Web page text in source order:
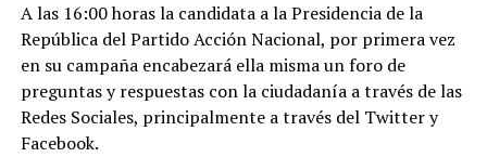
A las 16:00 horas la candidata a la Presidencia de la
República del Partido Acción Nacional, por primera vez
en su campaña encabezará ella misma un foro de
preguntas y respuestas con la ciudadanía a través de las
Redes Sociales, principalmente a través del Twitter y
Facebook.